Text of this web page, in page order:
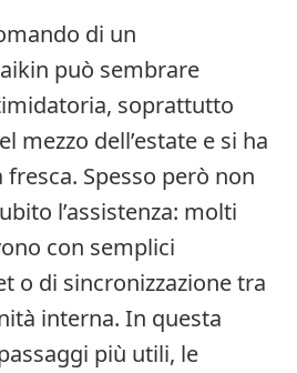
di un
può sembrare
soprattutto
mezzo dell’estate e si ha
Spesso però non
l’assistenza: molti
con semplici
o di sincronizzazione tra
interna. In questa
più utili, le